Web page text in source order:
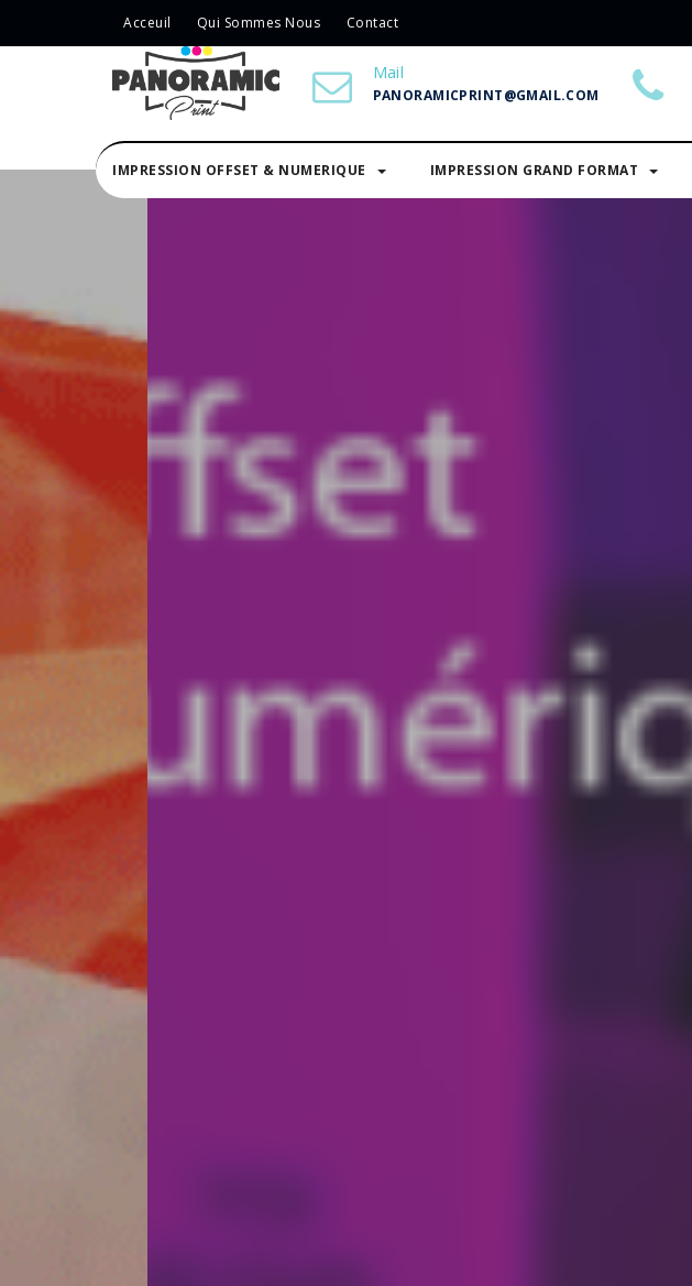
Acceuil Qui Sommes Nous Contact
Mail
PANORAMICPRINT@GMAIL.COM
IMPRESSION OFFSET & NUMERIQUE IMPRESSION GRAND FORMAT